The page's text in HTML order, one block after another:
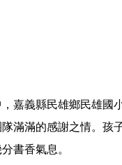
嘉義縣民雄鄉民雄國
滿滿的感謝之情。孩
書香氣息。